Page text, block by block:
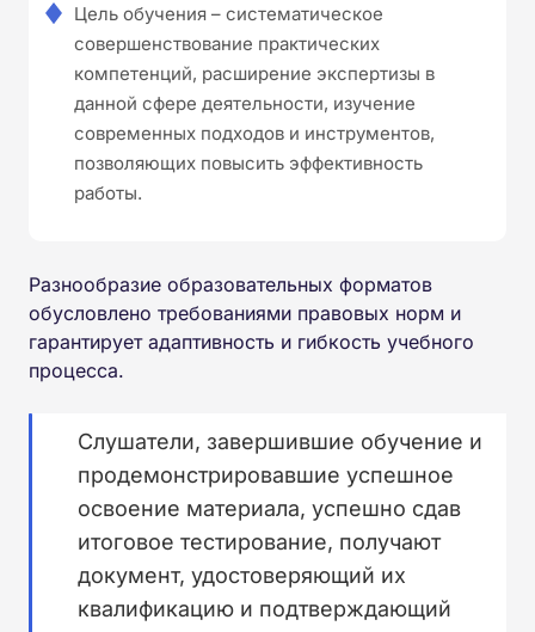
Цель обучения – систематическое
совершенствование практических
компетенций, расширение экспертизы в
данной сфере деятельности, изучение
современных подходов и инструментов,
позволяющих повысить эффективность
работы.
Разнообразие образовательных форматов
обусловлено требованиями правовых норм и
гарантирует адаптивность и гибкость учебного
процесса.
Слушатели, завершившие обучение и
продемонстрировавшие успешное
освоение материала, успешно сдав
итоговое тестирование, получают
документ, удостоверяющий их
квалификацию и подтверждающий